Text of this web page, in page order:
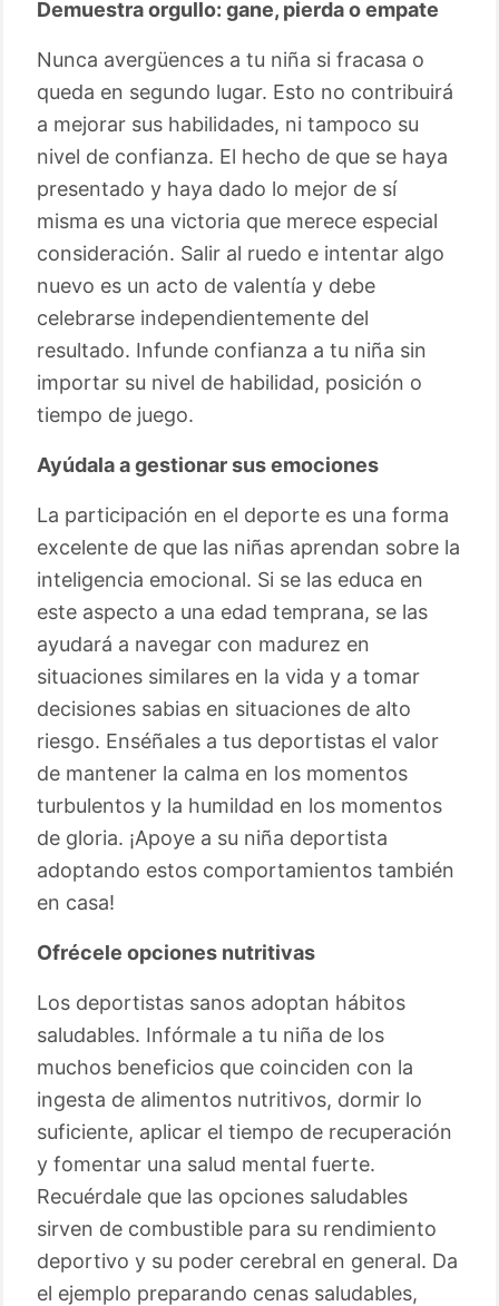
Demuestra orgullo: gane, pierda o empate
Nunca avergüences a tu niña si fracasa o
queda en segundo lugar. Esto no contribuirá
a mejorar sus habilidades, ni tampoco su
nivel de confianza. El hecho de que se haya
presentado y haya dado lo mejor de sí
misma es una victoria que merece especial
consideración. Salir al ruedo e intentar algo
nuevo es un acto de valentía y debe
celebrarse independientemente del
resultado. Infunde confianza a tu niña sin
importar su nivel de habilidad, posición o
tiempo de juego.
Ayúdala a gestionar sus emociones
La participación en el deporte es una forma
excelente de que las niñas aprendan sobre la
inteligencia emocional. Si se las educa en
este aspecto a una edad temprana, se las
ayudará a navegar con madurez en
situaciones similares en la vida y a tomar
decisiones sabias en situaciones de alto
riesgo. Enséñales a tus deportistas el valor
de mantener la calma en los momentos
turbulentos y la humildad en los momentos
de gloria. ¡Apoye a su niña deportista
adoptando estos comportamientos también
en casa!
Ofrécele opciones nutritivas
Los deportistas sanos adoptan hábitos
saludables. Infórmale a tu niña de los
muchos beneficios que coinciden con la
ingesta de alimentos nutritivos, dormir lo
suficiente, aplicar el tiempo de recuperación
y fomentar una salud mental fuerte.
Recuérdale que las opciones saludables
sirven de combustible para su rendimiento
deportivo y su poder cerebral en general. Da
el ejemplo preparando cenas saludables,